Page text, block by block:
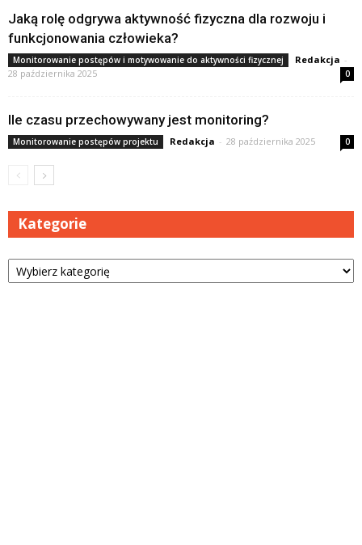
Jaką rolę odgrywa aktywność fizyczna dla rozwoju i
funkcjonowania człowieka?
Monitorowanie postępów i motywowanie do aktywności fizycznej Redakcja -
28 października 2025
0
Ile czasu przechowywany jest monitoring?
Monitorowanie postępów projektu Redakcja - 28 października 2025 0
Kategorie
Kategorie